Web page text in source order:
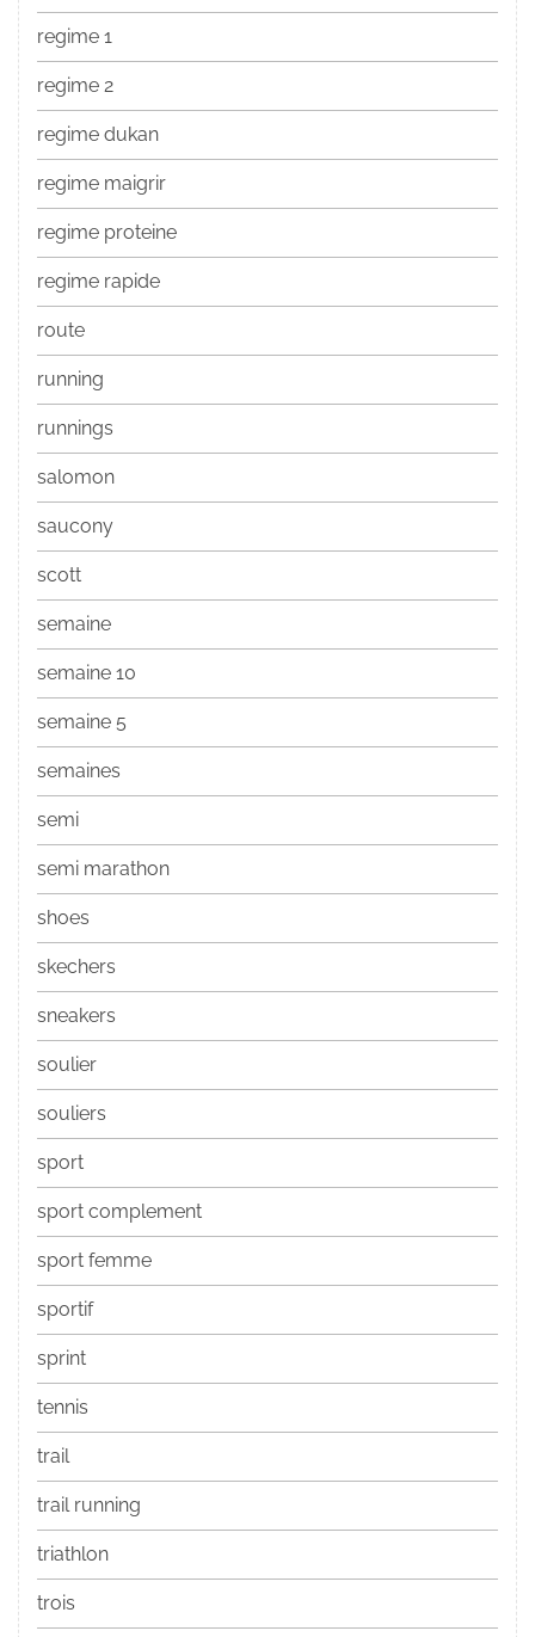
regime 1
regime 2
regime dukan
regime maigrir
regime proteine
regime rapide
route
running
runnings
salomon
saucony
scott
semaine
semaine 10
semaine 5
semaines
semi
semi marathon
shoes
skechers
sneakers
soulier
souliers
sport
sport complement
sport femme
sportif
sprint
tennis
trail
trail running
triathlon
trois